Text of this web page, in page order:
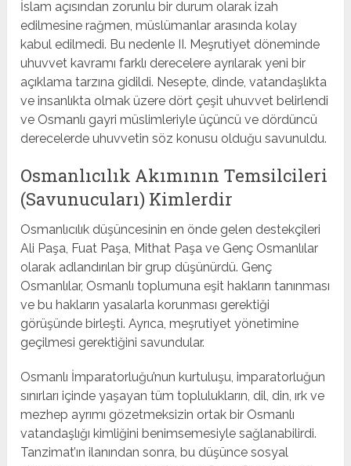
İslam açısından zorunlu bir durum olarak izah
edilmesine rağmen, müslümanlar arasında kolay
kabul edilmedi. Bu nedenle II. Meşrutiyet döneminde
uhuvvet kavramı farklı derecelere ayrılarak yeni bir
açıklama tarzına gidildi. Nesepte, dinde, vatandaşlıkta
ve insanlıkta olmak üzere dört çeşit uhuvvet belirlendi
ve Osmanlı gayri müslimleriyle üçüncü ve dördüncü
derecelerde uhuvvetin söz konusu olduğu savunuldu.
Osmanlıcılık Akımının Temsilcileri
(Savunucuları) Kimlerdir
Osmanlıcılık düşüncesinin en önde gelen destekçileri
Ali Paşa, Fuat Paşa, Mithat Paşa ve Genç Osmanlılar
olarak adlandırılan bir grup düşünürdü. Genç
Osmanlılar, Osmanlı toplumuna eşit hakların tanınması
ve bu hakların yasalarla korunması gerektiği
görüşünde birleşti. Ayrıca, meşrutiyet yönetimine
geçilmesi gerektiğini savundular.
Osmanlı İmparatorluğu’nun kurtuluşu, imparatorluğun
sınırları içinde yaşayan tüm toplulukların, dil, din, ırk ve
mezhep ayrımı gözetmeksizin ortak bir Osmanlı
vatandaşlığı kimliğini benimsemesiyle sağlanabilirdi.
Tanzimat’ın ilanından sonra, bu düşünce sosyal